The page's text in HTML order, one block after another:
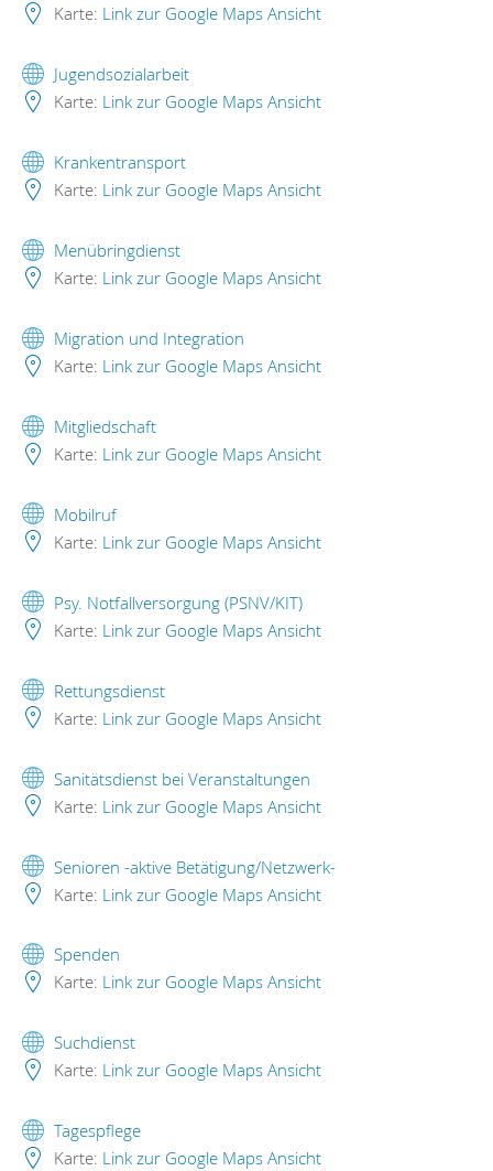
Karte: Link zur Google Maps Ansicht
Jugendsozialarbeit
Karte: Link zur Google Maps Ansicht
Krankentransport
Karte: Link zur Google Maps Ansicht
Menübringdienst
Karte: Link zur Google Maps Ansicht
Migration und Integration
Karte: Link zur Google Maps Ansicht
Mitgliedschaft
Karte: Link zur Google Maps Ansicht
Mobilruf
Karte: Link zur Google Maps Ansicht
Psy. Notfallversorgung (PSNV/KIT)
Karte: Link zur Google Maps Ansicht
Rettungsdienst
Karte: Link zur Google Maps Ansicht
Sanitätsdienst bei Veranstaltungen
Karte: Link zur Google Maps Ansicht
Senioren -aktive Betätigung/Netzwerk-
Karte: Link zur Google Maps Ansicht
Spenden
Karte: Link zur Google Maps Ansicht
Suchdienst
Karte: Link zur Google Maps Ansicht
Tagespflege
Karte: Link zur Google Maps Ansicht